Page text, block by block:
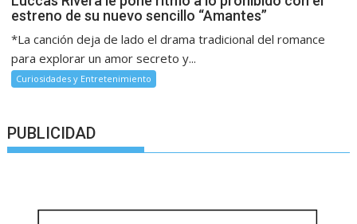
estreno de su nuevo sencillo “Amantes”
*La canción deja de lado el drama tradicional del romance
para explorar un amor secreto y...
Curiosidades y Entretenimiento
PUBLICIDAD